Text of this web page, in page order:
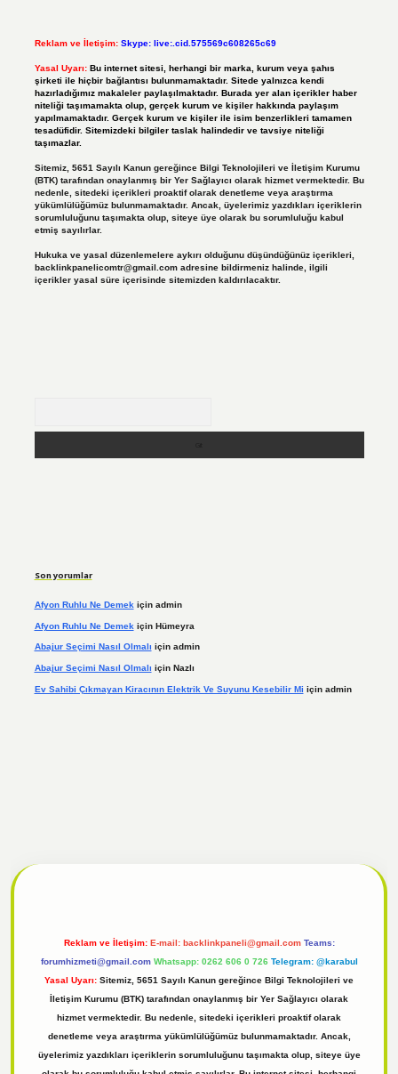
Reklam ve İletişim: Skype: live:.cid.575569c608265c69
Yasal Uyarı: Bu internet sitesi, herhangi bir marka, kurum veya şahıs
şirketi ile hiçbir bağlantısı bulunmamaktadır. Sitede yalnızca kendi
hazırladığımız makaleler paylaşılmaktadır. Burada yer alan içerikler haber
niteliği taşımamakta olup, gerçek kurum ve kişiler hakkında paylaşım
yapılmamaktadır. Gerçek kurum ve kişiler ile isim benzerlikleri tamamen
tesadüfidir. Sitemizdeki bilgiler taslak halindedir ve tavsiye niteliği
taşımazlar.
Sitemiz, 5651 Sayılı Kanun gereğince Bilgi Teknolojileri ve İletişim Kurumu
(BTK) tarafından onaylanmış bir Yer Sağlayıcı olarak hizmet vermektedir. Bu
nedenle, sitedeki içerikleri proaktif olarak denetleme veya araştırma
yükümlülüğümüz bulunmamaktadır. Ancak, üyelerimiz yazdıkları içeriklerin
sorumluluğunu taşımakta olup, siteye üye olarak bu sorumluluğu kabul
etmiş sayılırlar.
Hukuka ve yasal düzenlemelere aykırı olduğunu düşündüğünüz içerikleri,
backlinkpanelicomtr@gmail.comadresine bildirmeniz halinde, ilgili
içerikler yasal süre içerisinde sitemizden kaldırılacaktır.
Son yorumlar
Afyon Ruhlu Ne Demek için admin
Afyon Ruhlu Ne Demek için Hümeyra
Abajur Seçimi Nasıl Olmalı için admin
Abajur Seçimi Nasıl Olmalı için Nazlı
Ev Sahibi Çıkmayan Kiracının Elektrik Ve Suyunu Kesebilir Mi için admin
Reklam ve İletişim: E-mail: backlinkpaneli@gmail.com Teams:
forumhizmeti@gmail.com Whatsapp: 0262 606 0 726 Telegram: @karabul
Yasal Uyarı: Sitemiz, 5651 Sayılı Kanun gereğince Bilgi Teknolojileri ve
İletişim Kurumu (BTK) tarafından onaylanmış bir Yer Sağlayıcı olarak
hizmet vermektedir. Bu nedenle, sitedeki içerikleri proaktif olarak
denetleme veya araştırma yükümlülüğümüz bulunmamaktadır. Ancak,
üyelerimiz yazdıkları içeriklerin sorumluluğunu taşımakta olup, siteye üye